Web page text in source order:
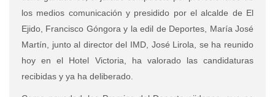
los medios comunicación y presidido por el alcalde de El
Ejido, Francisco Góngora y la edil de Deportes, María José
Martín, junto al director del IMD, José Lirola, se ha reunido
hoy en el Hotel Victoria, ha valorado las candidaturas
recibidas y ya ha deliberado.